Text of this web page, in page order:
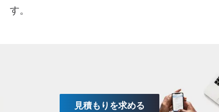
す。
見積もりを求める